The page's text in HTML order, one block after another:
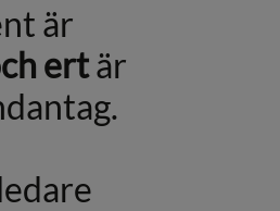
är
ertär